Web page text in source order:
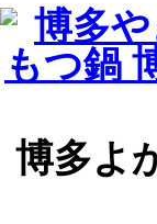
博多よ